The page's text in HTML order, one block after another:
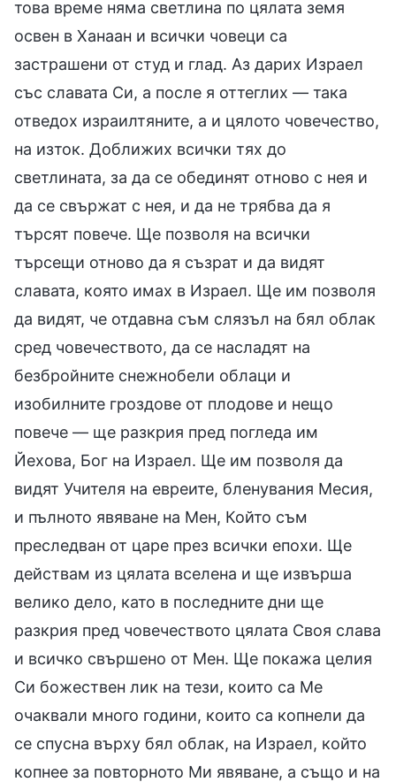
това време няма светлина по цялата земя
освен в Ханаан и всички човеци са
застрашени от студ и глад. Аз дарих Израел
със славата Си, а после я оттеглих — така
отведох израилтяните, а и цялото човечество,
на изток. Доближих всички тях до
светлината, за да се обединят отново с нея и
да се свържат с нея, и да не трябва да я
търсят повече. Ще позволя на всички
търсещи отново да я съзрат и да видят
славата, която имах в Израел. Ще им позволя
да видят, че отдавна съм слязъл на бял облак
сред човечеството, да се насладят на
безбройните снежнобели облаци и
изобилните гроздове от плодове и нещо
повече — ще разкрия пред погледа им
Йехова, Бог на Израел. Ще им позволя да
видят Учителя на евреите, бленувания Месия,
и пълното явяване на Мен, Който съм
преследван от царе през всички епохи. Ще
действам из цялата вселена и ще извърша
велико дело, като в последните дни ще
разкрия пред човечеството цялата Своя слава
и всичко свършено от Мен. Ще покажа целия
Си божествен лик на тези, които са Ме
очаквали много години, които са копнели да
се спусна върху бял облак, на Израел, който
копнее за повторното Ми явяване, а също и на